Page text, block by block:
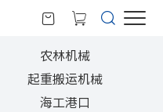
农林机械
起重搬运机械
海工港口